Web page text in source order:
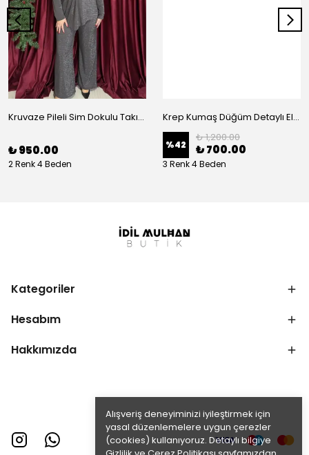
Alışveriş deneyiminizi iyileştirmek için
yasal düzenlemelere uygun çerezler
(cookies) kullanıyoruz. Detaylı bilgiye
Kruvaze Pileli Sim Dokulu Takım
₺ 950.00
2 Renk 4 Beden
Krep Kumaş Düğüm Detaylı Elbise
%42
₺ 1,200.00
₺ 700.00
3 Renk 4 Beden
Kategoriler
Hesabım
Hakkımızda